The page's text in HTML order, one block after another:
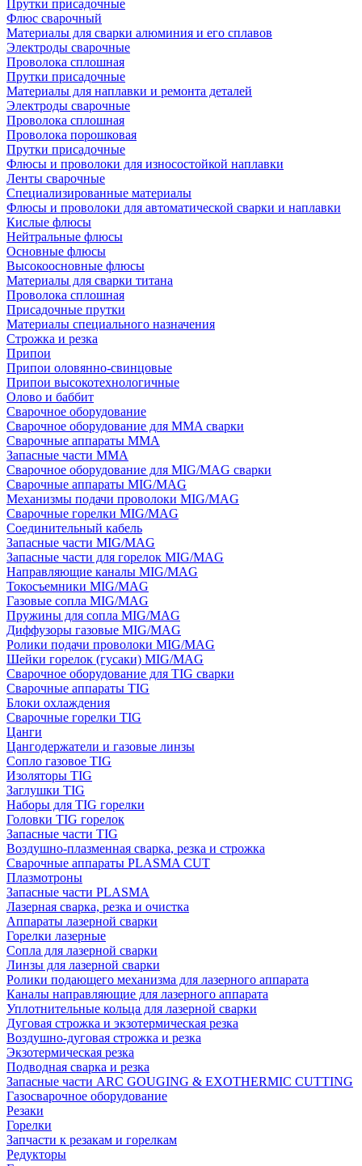
Прутки присадочные
Флюс сварочный
Материалы для сварки алюминия и его сплавов
Электроды сварочные
Проволока сплошная
Прутки присадочные
Материалы для наплавки и ремонта деталей
Электроды сварочные
Проволока сплошная
Проволока порошковая
Прутки присадочные
Флюсы и проволоки для износостойкой наплавки
Ленты сварочные
Специализированные материалы
Флюсы и проволоки для автоматической сварки и наплавки
Кислые флюсы
Нейтральные флюсы
Основные флюсы
Высокоосновные флюсы
Материалы для сварки титана
Проволока сплошная
Присадочные прутки
Материалы специального назначения
Строжка и резка
Припои
Припои оловянно-свинцовые
Припои высокотехнологичные
Олово и баббит
Сварочное оборудование
Сварочное оборудование для MMA сварки
Сварочные аппараты MMA
Запасные части MMA
Сварочное оборудование для MIG/MAG сварки
Сварочные аппараты MIG/MAG
Механизмы подачи проволоки MIG/MAG
Сварочные горелки MIG/MAG
Соединительный кабель
Запасные части MIG/MAG
Запасные части для горелок MIG/MAG
Направляющие каналы MIG/MAG
Токосъемники MIG/MAG
Газовые сопла MIG/MAG
Пружины для сопла MIG/MAG
Диффузоры газовые MIG/MAG
Ролики подачи проволоки MIG/MAG
Шейки горелок (гусаки) MIG/MAG
Сварочное оборудование для TIG сварки
Сварочные аппараты TIG
Блоки охлаждения
Сварочные горелки TIG
Цанги
Цангодержатели и газовые линзы
Сопло газовое TIG
Изоляторы TIG
Заглушки TIG
Наборы для TIG горелки
Головки TIG горелок
Запасные части TIG
Воздушно-плазменная сварка, резка и строжка
Сварочные аппараты PLASMA CUT
Плазмотроны
Запасные части PLASMA
Лазерная сварка, резка и очистка
Аппараты лазерной сварки
Горелки лазерные
Сопла для лазерной сварки
Линзы для лазерной сварки
Ролики подающего механизма для лазерного аппарата
Каналы направляющие для лазерного аппарата
Уплотнительные кольца для лазерной сварки
Дуговая строжка и экзотермическая резка
Воздушно-дуговая строжка и резка
Экзотермическая резка
Подводная сварка и резка
Запасные части ARC GOUGING & EXOTHERMIC CUTTING
Газосварочное оборудование
Резаки
Горелки
Запчасти к резакам и горелкам
Редукторы